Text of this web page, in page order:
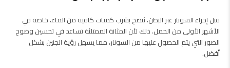
قبل إجراء السونار عبر البطن، يُنصح بشرب كميات كافية من الماء، خاصة في
الأشهر الأولى من الحمل. ذلك لأن المثانة الممتلئة تساعد في تحسين وضوح
الصور التي يتم الحصول عليها من السونار، مما يسهل رؤية الجنين بشكل
أفضل.